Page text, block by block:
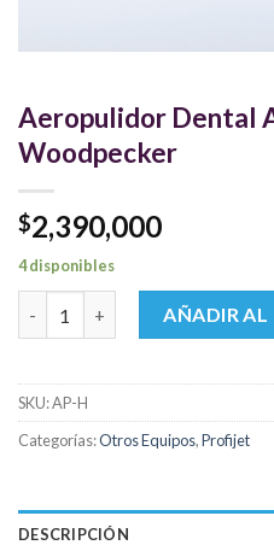
Aeropulidor Dental
Woodpecker
$2,390,000
4 disponibles
Aeropulidor Dental AP-H
AÑADIR AL
SKU:AP-H
Categorías:Otros Equipos,Profijet
DESCRIPCIÓN